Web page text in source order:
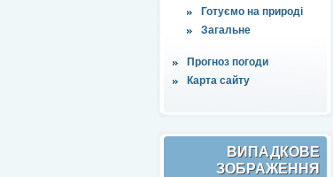
Готуємо на природі
Загальне
Прогноз погоди
Карта сайту
ВИПАДКОВЕ
ЗОБРАЖЕННЯ